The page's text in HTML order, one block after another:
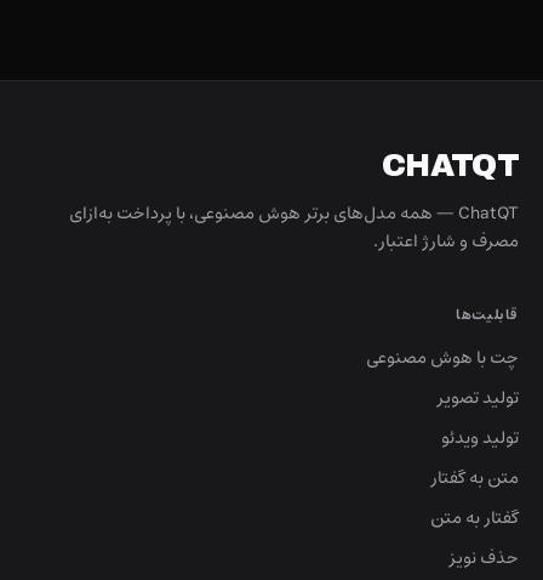
CHATQT
ChatQT — همه مدل‌های برتر هوش مصنوعی، با پرداخت به‌ازای
مصرف و شارژ اعتبار.
قابلیت‌ها
چت با هوش مصنوعی
تولید تصویر
تولید ویدئو
متن به گفتار
گفتار به متن
حذف نویز